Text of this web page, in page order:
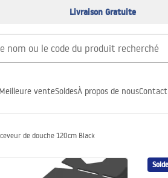
Livraison Gratuite
Meilleure venteSoldesÀ propos de nousContact
de douche 120cm Black